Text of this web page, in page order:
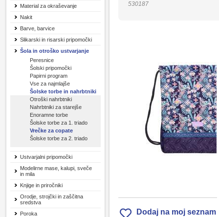
Material za okraševanje
Nakit
Barve, barvice
Slikarski in risarski pripomočki
Šola in otroško ustvarjanje
Peresnice
Šolski pripomočki
Papirni program
Vse za najmlajše
Šolske torbe in nahrbtniki
Otroški nahrbtniki
Nahrbtniki za starejše
Enoramne torbe
Šolske torbe za 1. triado
Vrečke za copate
Šolske torbe za 2. triado
Ustvarjalni pripomočki
Modelirne mase, kalupi, sveče
in mila
Knjige in priročniki
Orodje, strojčki in zaščitna
sredstva
Poroka
530187
Dodaj na moj seznam